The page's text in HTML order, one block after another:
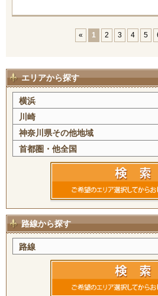
« 1 2 3 4 5
エリアから探す
横浜
川崎
神奈川県その他地域
首都圏・他全国
路線から探す
路線